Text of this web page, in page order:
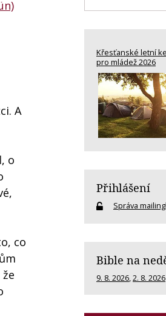
A
o
co
Křesťanské letní
pro mládež 2026
Přihlášení
Správa
Bible na
9. 8. 2026 2. 8. 2026